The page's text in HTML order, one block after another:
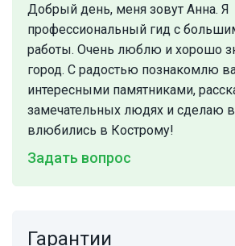
Добрый день, меня зовут Анна. Я
профессиональный гид с
работы. Очень люблю и хорошо
город. С радостью познакомлю
интересными памятниками,
замечательных людях и сделаю
влюбились в Кострому!
Задать вопрос
Гарантии